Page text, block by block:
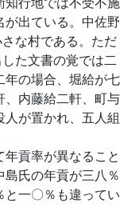
出ている。中佐野
な村である。ただ
た文書の覚では二
年の場合、堀給が七
、内藤給二軒、町与
が置かれ、五人組
貢率が異なること
氏の年貢が三八％
と一〇％も違ってい